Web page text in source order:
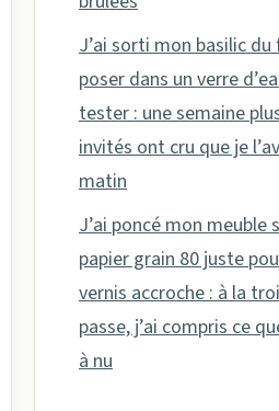
J’ai sorti mon basilic
poser dans un verre
tester : une semaine
invités ont cru que je
matin
J’ai poncé mon meuble
papier grain 80 juste
vernis accroche : à la
passe, j’ai compris ce
à nu